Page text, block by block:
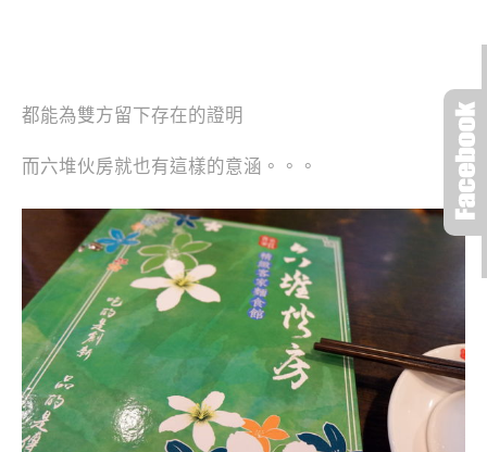
都能為雙方留下存在的證明
而六堆伙房就也有這樣的意涵。。。